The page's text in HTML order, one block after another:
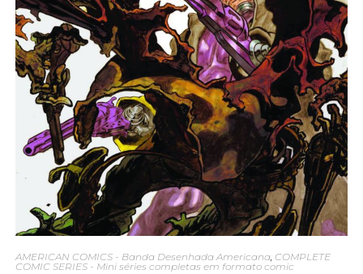
AMERICAN COMICS - Banda Desenhada Americana, COMPLETE
COMIC SERIES - Mini séries completas em formato comic